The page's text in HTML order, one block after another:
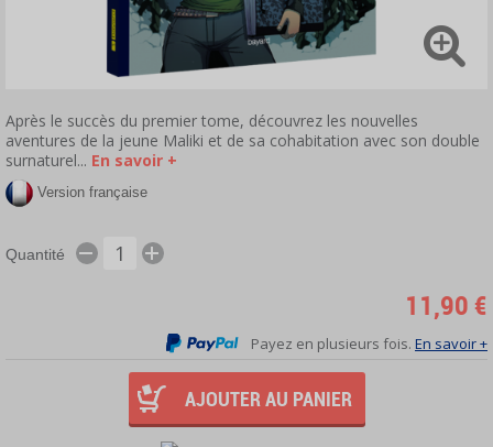
Après le succès du premier tome, découvrez les nouvelles
aventures de la jeune Maliki et de sa cohabitation avec son double
surnaturel... En savoir +
Version française
Quantité
11,90 €
Payez en plusieurs fois. En savoir +
AJOUTER AU PANIER